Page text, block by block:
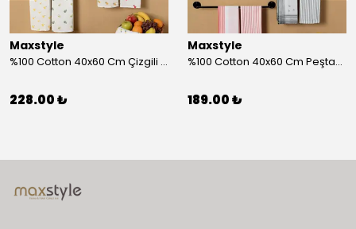
Maxstyle
%100 Cotton 40x60 Cm Çizgili Peştemal Kurulama Bezi 2 Li Set
228.00 ₺
Maxstyle
%100 Cotton 40x60 Cm Peştamal Kurulama Bezi 4 Lü Set
189.00 ₺